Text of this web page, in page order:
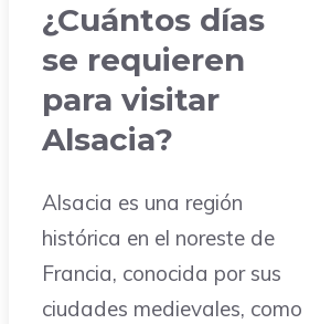
¿Cuántos días
se requieren
para visitar
Alsacia?
Alsacia es una región
histórica en el noreste de
Francia, conocida por sus
ciudades medievales, como